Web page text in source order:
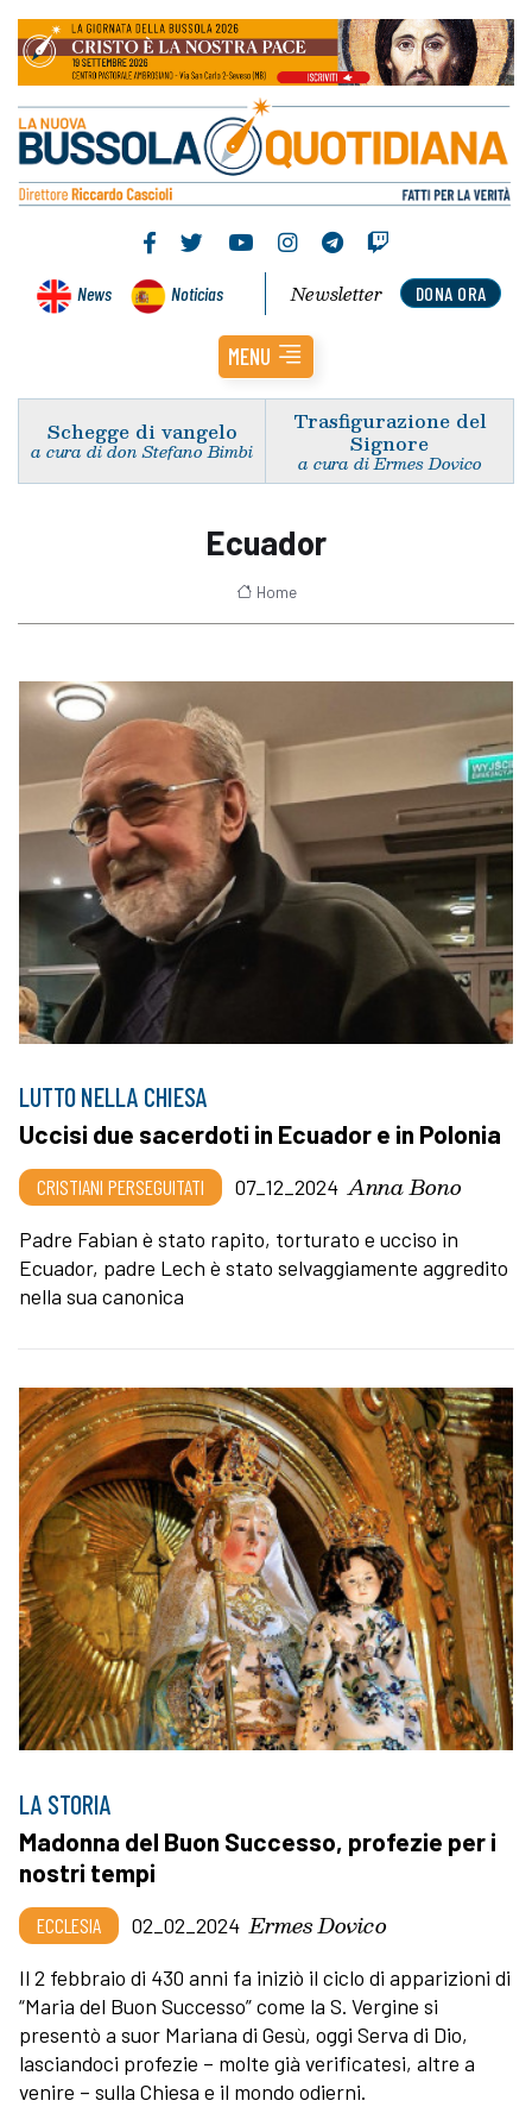
News Noticias DONA ORA
Newsletter
MENU
Schegge di vangelo
a cura di don Stefano Bimbi
Trasfigurazione del
Signore
a cura di Ermes Dovico
Ecuador
Home
LUTTO NELLA CHIESA
Uccisi due sacerdoti in Ecuador e in Polonia
CRISTIANI PERSEGUITATI 07_12_2024 Anna Bono
Padre Fabian è stato rapito, torturato e ucciso in
Ecuador, padre Lech è stato selvaggiamente aggredito
nella sua canonica
LA STORIA
Madonna del Buon Successo, profezie per i
nostri tempi
ECCLESIA 02_02_2024 Ermes Dovico
Il 2 febbraio di 430 anni fa iniziò il ciclo di apparizioni di
“Maria del Buon Successo” come la S. Vergine si
presentò a suor Mariana di Gesù, oggi Serva di Dio,
lasciandoci profezie – molte già verificatesi, altre a
venire – sulla Chiesa e il mondo odierni.